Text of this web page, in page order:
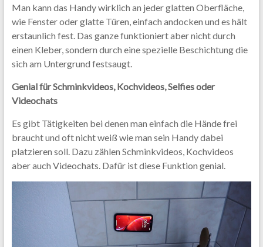
Man kann das Handy wirklich an jeder glatten Oberfläche,
wie Fenster oder glatte Türen, einfach andocken und es hält
erstaunlich fest. Das ganze funktioniert aber nicht durch
einen Kleber, sondern durch eine spezielle Beschichtung die
sich am Untergrund festsaugt.
Genial für Schminkvideos, Kochvideos, Selfies oder
Videochats
Es gibt Tätigkeiten bei denen man einfach die Hände frei
braucht und oft nicht weiß wie man sein Handy dabei
platzieren soll. Dazu zählen Schminkvideos, Kochvideos
aber auch Videochats. Dafür ist diese Funktion genial.